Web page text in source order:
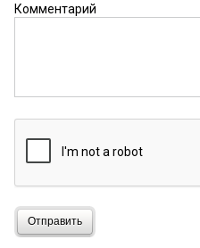
Комментарий
Отправить